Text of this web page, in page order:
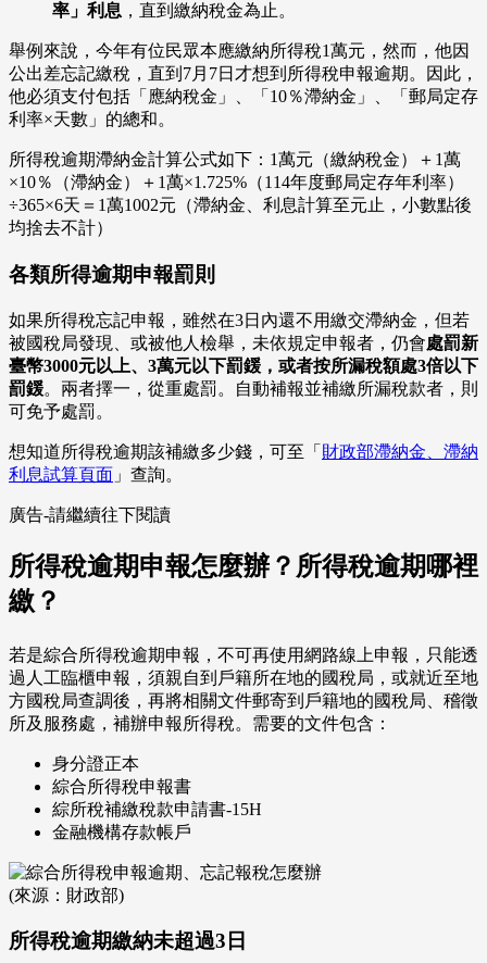
率」利息 ，直到繳納稅金為止。
舉例來說，今年有位民眾本應繳納所得稅1萬元，然而，他因
公出差忘記繳稅，直到7月7日才想到所得稅申報逾期。因此，
他必須支付包括「應納稅金」、「10％滯納金」、「郵局定存
利率×天數」的總和。
所得稅逾期滯納金計算公式如下：1萬元（繳納稅金）＋1萬
×10％（滯納金）＋1萬×1.725%（114年度郵局定存年利率）
÷365×6天＝1萬1002元（滯納金、利息計算至元止，小數點後
均捨去不計）
各類所得逾期申報罰則
如果所得稅忘記申報，雖然在3日內還不用繳交滯納金，但若
被國稅局發現、或被他人檢舉，未依規定申報者，仍會處罰新
臺幣3000元以上、3萬元以下罰鍰，或者按所漏稅額處3倍以下
罰鍰。兩者擇一，從重處罰。自動補報並補繳所漏稅款者，則
可免予處罰。
想知道所得稅逾期該補繳多少錢，可至「 財政部滯納金、滯納
利息試算頁面 」查詢。
廣告-請繼續往下閱讀
所得稅逾期申報怎麼辦？所得稅逾期哪裡
繳？
若是綜合所得稅逾期申報，不可再使用網路線上申報，只能透
過人工臨櫃申報，須親自到戶籍所在地的國稅局，或就近至地
方國稅局查調後，再將相關文件郵寄到戶籍地的國稅局、稽徵
所及服務處，補辦申報所得稅。需要的文件包含：
身分證正本
綜合所得稅申報書
綜所稅補繳稅款申請書-15H
金融機構存款帳戶
(來源：財政部)
所得稅逾期繳納未超過3日